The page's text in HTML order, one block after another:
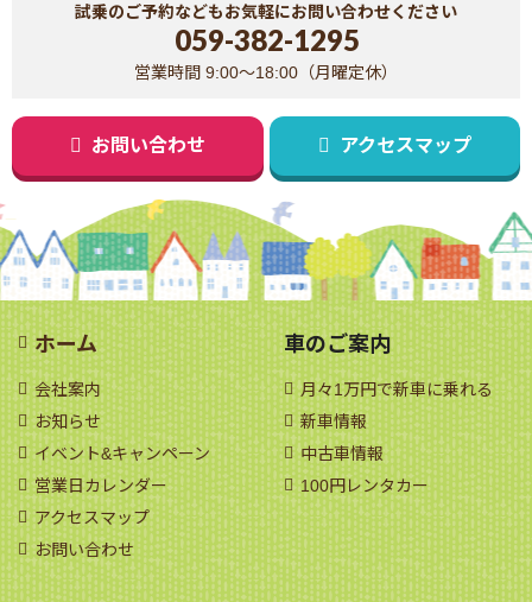
試乗のご予約などもお気軽にお問い合わせください
059-382-1295
営業時間 9:00～18:00（月曜定休）
お問い合わせ アクセスマップ
ホーム
会社案内
お知らせ
イベント&キャンペーン
営業日カレンダー
アクセスマップ
お問い合わせ
車のご案内
月々1万円で新車に乗れる
新車情報
中古車情報
100円レンタカー